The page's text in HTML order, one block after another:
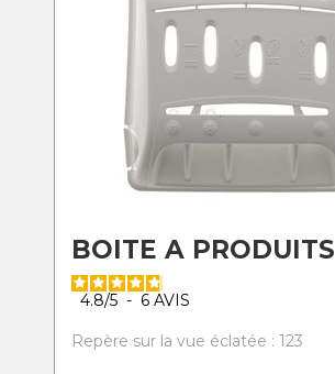
BOITE A PRODUITS
4.8/5 - 6 AVIS
Repère sur la vue éclatée : 123